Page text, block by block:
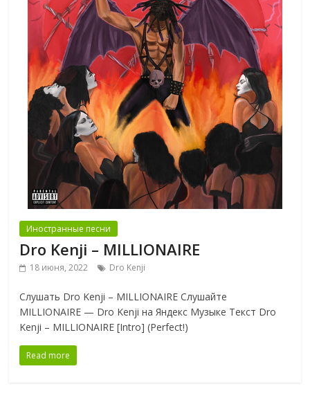
Иностранные песни
Dro Kenji – MILLIONAIRE
18 июня, 2022 Dro Kenji
Слушать Dro Kenji – MILLIONAIRE Слушайте
MILLIONAIRE — Dro Kenji на Яндекс Музыке Текст Dro
Kenji – MILLIONAIRE [Intro] (Perfect!)
Read more